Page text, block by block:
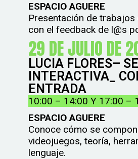
ESPACIO AGUERE
Presentación de trabajos
con el feedback de l@s
29 DE JULIO DE
LUCIA FLORES–
INTERACTIVA_
ENTRADA
10:00 – 14:00 Y 17:00 –
ESPACIO AGUERE
Conoce cómo se
videojuegos, teoría,
lenguaje.